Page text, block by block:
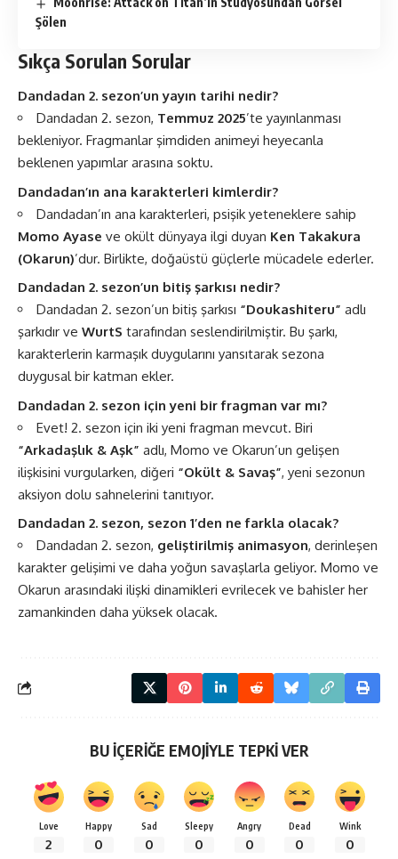
Şölen
Sıkça Sorulan Sorular
Dandadan 2. sezon’un yayın tarihi nedir?
Dandadan 2. sezon, Temmuz 2025’te yayınlanması
bekleniyor. Fragmanlar şimdiden animeyi heyecanla
beklenen yapımlar arasına soktu.
Dandadan’ın ana karakterleri kimlerdir?
Dandadan’ın ana karakterleri, psişik yeteneklere sahip
Momo Ayase ve okült dünyaya ilgi duyan Ken Takakura
(Okarun)’dur. Birlikte, doğaüstü güçlerle mücadele ederler.
Dandadan 2. sezon’un bitiş şarkısı nedir?
Dandadan 2. sezon’un bitiş şarkısı “Doukashiteru” adlı
şarkıdır ve WurtS tarafından seslendirilmiştir. Bu şarkı,
karakterlerin karmaşık duygularını yansıtarak sezona
duygusal bir katman ekler.
Dandadan 2. sezon için yeni bir fragman var mı?
Evet! 2. sezon için iki yeni fragman mevcut. Biri
“Arkadaşlık & Aşk” adlı, Momo ve Okarun’un gelişen
ilişkisini vurgularken, diğeri “Okült & Savaş”, yeni sezonun
aksiyon dolu sahnelerini tanıtıyor.
Dandadan 2. sezon, sezon 1’den ne farkla olacak?
Dandadan 2. sezon, geliştirilmiş animasyon, derinleşen
karakter gelişimi ve daha yoğun savaşlarla geliyor. Momo ve
Okarun arasındaki ilişki dinamikleri evrilecek ve bahisler her
zamankinden daha yüksek olacak.
BU İÇERİĞE EMOJİYLE TEPKİ VER
Love
2
Happy
0
Sad
0
Sleepy
0
Angry
0
Dead
0
Wink
0